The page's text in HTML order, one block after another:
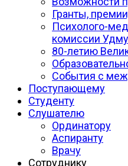
Гранты,
Психолого-
комиссии
80-летию
События с
Поступающему
Студенту
Слушателю
Ординатору
Аспиранту
Врачу
Сотруднику